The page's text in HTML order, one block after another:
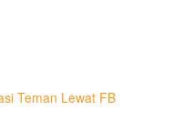
Teman Lewat FB